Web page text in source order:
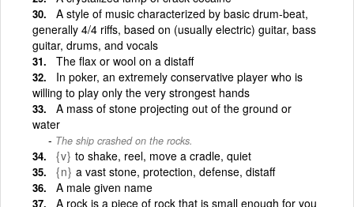
A style of music characterized by basic drum-beat,
generally 4/4 riffs, based on (usually electric) guitar, bass
guitar, drums, and vocals
The flax or wool on a distaff
In poker, an extremely conservative player who is
willing to play only the very strongest hands
A mass of stone projecting out of the ground or
water
The ship crashed on the rocks.
{v} to shake, reel, move a cradle, quiet
{n} a vast stone, protection, defense, distaff
A male given name
A rock is a piece of rock that is small enough for you